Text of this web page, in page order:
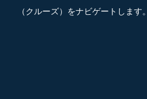
（クルーズ）をナビゲートします。